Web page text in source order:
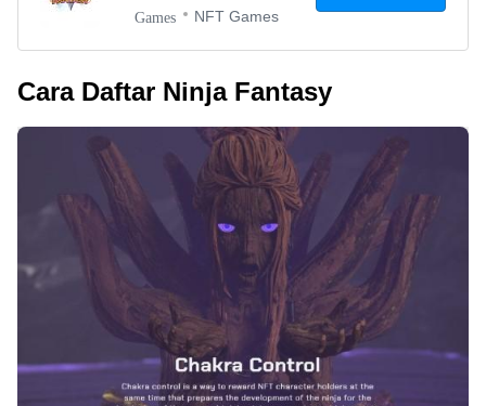
Games NFT Games
Cara Daftar Ninja Fantasy